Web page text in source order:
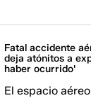
Fatal accidente
deja atónitos a
haber ocurrido'
El espacio